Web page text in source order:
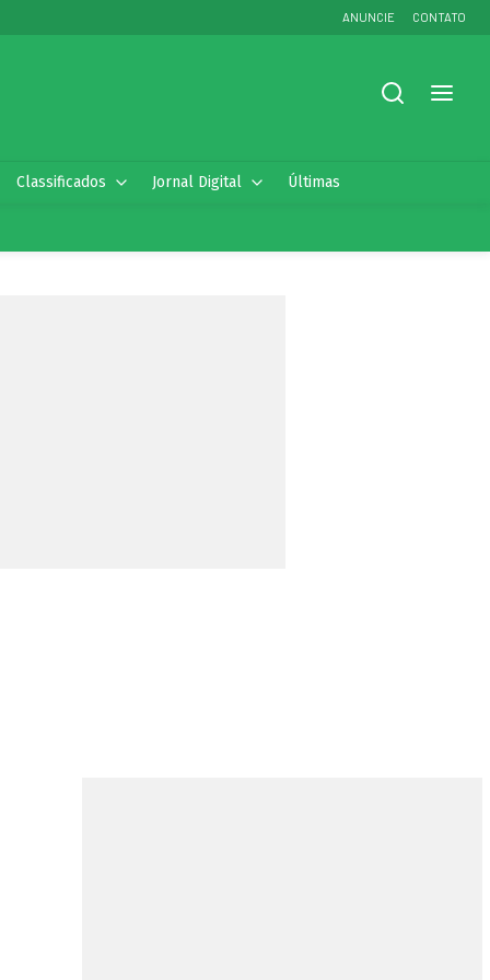
ANUNCIE CONTATO
Classificados Jornal Digital Últimas